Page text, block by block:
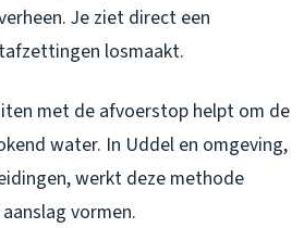
Je ziet direct een
losmaakt.
met de afvoerstop helpt om de
water. In Uddel en omgeving,
werkt deze methode
vormen.